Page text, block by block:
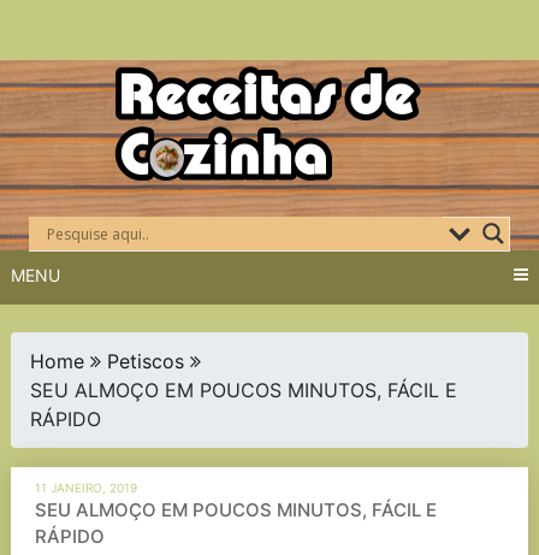
Skip
to
content
MENU
Home
Petiscos
SEU ALMOÇO EM POUCOS MINUTOS, FÁCIL E
RÁPIDO
11 JANEIRO, 2019
SEU ALMOÇO EM POUCOS MINUTOS, FÁCIL E
RÁPIDO